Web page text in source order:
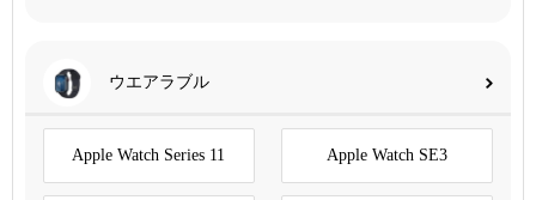
ウエアラブル
Apple Watch Series 11 Apple Watch SE3